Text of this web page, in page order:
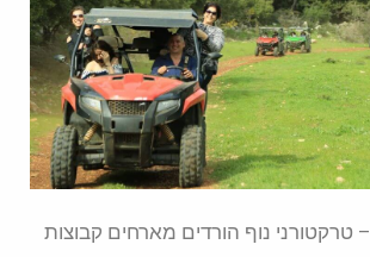
– טרקטורני נוף הורדים מארחים קבוצות